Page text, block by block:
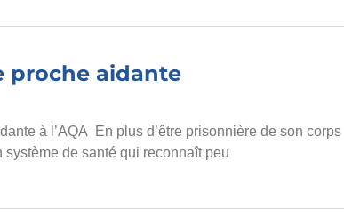
proche aidante
à l’AQA En plus d’être prisonnière de son corps
système de santé qui reconnaît peu